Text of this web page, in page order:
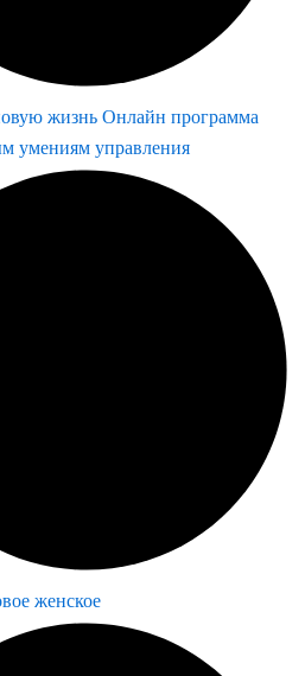
жизнь Онлайн программа
умениям управления
женское